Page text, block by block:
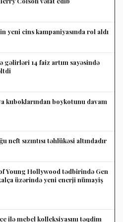
yeni cins kampaniyasında rol aldı
gəlirləri 14 faiz artım sayəsində
kuboklarından boykotunu davam
neft sızıntısı təhlükəsi altındadır
Young Hollywood tədbirində Gen
üzərində yeni enerji nümayiş
ilə mebel kolleksiyasını təqdim